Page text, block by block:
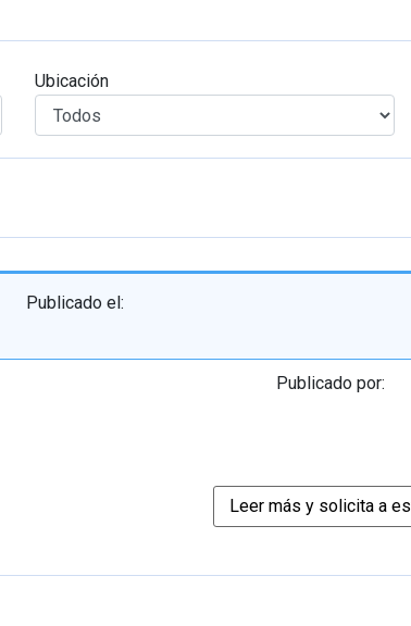
Ubicación
Publicado el:
Publicado por: